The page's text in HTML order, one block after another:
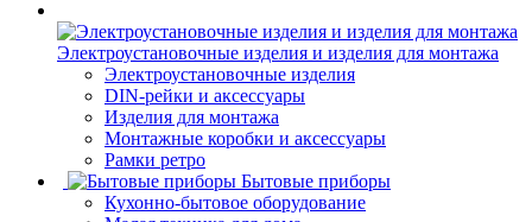
Электроустановочные изделия и изделия для монтажа
Электроустановочные изделия
DIN-рейки и аксессуары
Изделия для монтажа
Монтажные коробки и аксессуары
Рамки ретро
Бытовые приборы
Кухонно-бытовое оборудование